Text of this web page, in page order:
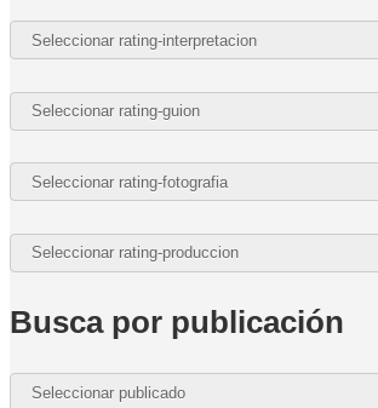
Busca por publicación